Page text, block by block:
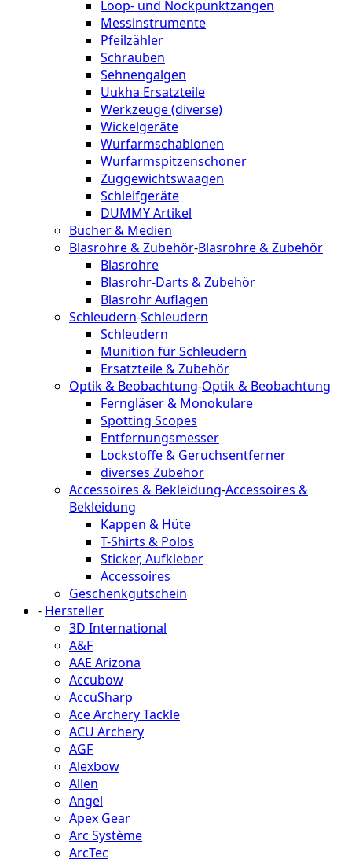
Loop- und Nockpunktzangen
Messinstrumente
Pfeilzähler
Schrauben
Sehnengalgen
Uukha Ersatzteile
Werkzeuge (diverse)
Wickelgeräte
Wurfarmschablonen
Wurfarmspitzenschoner
Zuggewichtswaagen
Schleifgeräte
DUMMY Artikel
Bücher & Medien
Blasrohre & Zubehör-Blasrohre & Zubehör
Blasrohre
Blasrohr-Darts & Zubehör
Blasrohr Auflagen
Schleudern-Schleudern
Schleudern
Munition für Schleudern
Ersatzteile & Zubehör
Optik & Beobachtung-Optik & Beobachtung
Ferngläser & Monokulare
Spotting Scopes
Entfernungsmesser
Lockstoffe & Geruchsentferner
diverses Zubehör
Accessoires & Bekleidung-Accessoires &
Bekleidung
Kappen & Hüte
T-Shirts & Polos
Sticker, Aufkleber
Accessoires
Geschenkgutschein
- Hersteller
3D International
A&F
AAE Arizona
Accubow
AccuSharp
Ace Archery Tackle
ACU Archery
AGF
Alexbow
Allen
Angel
Apex Gear
Arc Système
ArcTec